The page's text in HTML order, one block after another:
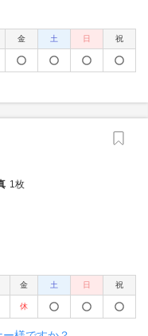
金 土 日 祝
1枚
金 土 日 祝
休